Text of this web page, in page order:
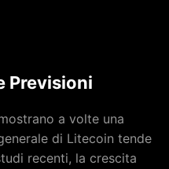
Previsioni
a volte una
di Litecoin tende
recenti, la crescita